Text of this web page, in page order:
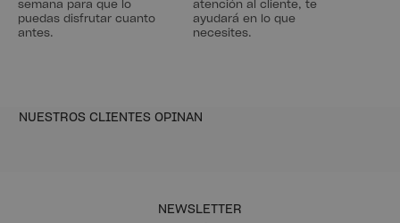
semana para que lo
puedas disfrutar cuanto
antes.
atención al cliente, te
ayudará en lo que
necesites.
NUESTROS CLIENTES OPINAN
NEWSLETTER